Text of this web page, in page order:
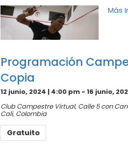
Más
Programación
Copia
12 junio, 2024 | 4:00 pm - 16 junio,
Club Campestre Virtual, Calle 5 con
Cali, Colombia
Gratuito